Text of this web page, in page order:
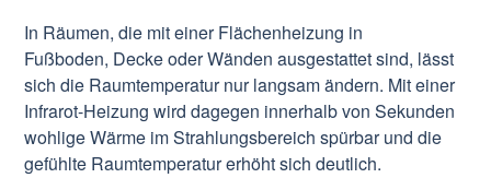
In Räumen, die mit einer Flächenheizung in
Fußboden, Decke oder Wänden ausgestattet sind, lässt
sich die Raumtemperatur nur langsam ändern. Mit einer
Infrarot-Heizung wird dagegen innerhalb von Sekunden
wohlige Wärme im Strahlungsbereich spürbar und die
gefühlte Raumtemperatur erhöht sich deutlich.